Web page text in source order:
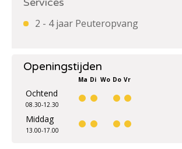
2 - 4 jaar Peuteropvang
Openingstijden
Ma Di Wo Do Vr
Ochtend
08.30-12.30
Middag
13.00-17.00